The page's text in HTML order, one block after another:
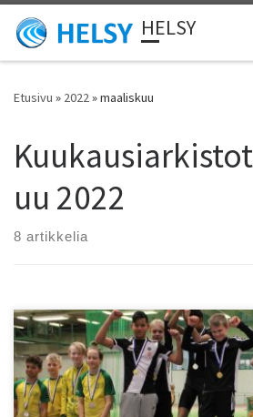
Skip to content HELSY
Etusivu » 2022»maaliskuu
uu 2022
8 artikkelia
Helsyn junnuviestit Liikuntamyllyssä
Edellisen kerran niistä kilpailtiin
metrin viesteissä kilpailtiin 9 ? 15-vuotiaiden